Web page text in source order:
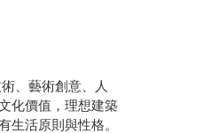
、藝術創意、人
化價值，理想建築
生活原則與性格。